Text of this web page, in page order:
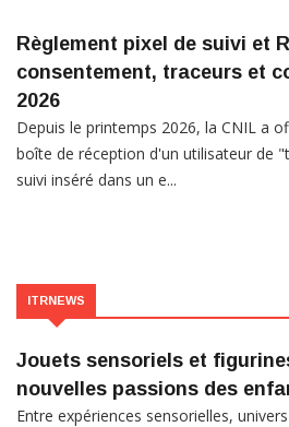
Règlement pixel de suivi et
consentement, traceurs et
2026
Depuis le printemps 2026, la CNIL a
boîte de réception d'un utilisateur de
suivi inséré dans un e...
ITRNEWS
Jouets sensoriels et
nouvelles passions des
Entre expériences sensorielles,